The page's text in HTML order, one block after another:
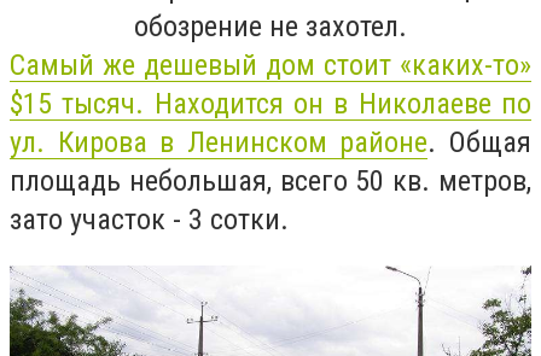
обозрение не захотел.
Самый же дешевый дом стоит «каких-то»
$15 тысяч. Находится он в Николаеве по
ул. Кирова в Ленинском районе. Общая
площадь небольшая, всего 50 кв. метров,
зато участок - 3 сотки.